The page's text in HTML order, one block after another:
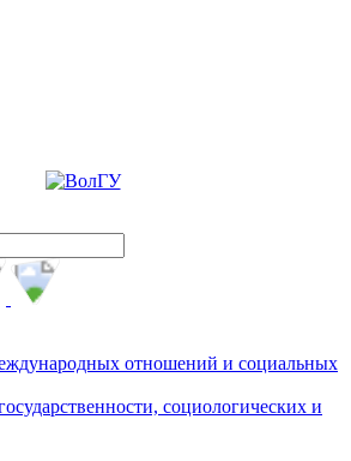
Пожалуйста
отношений и социальных
социологических и